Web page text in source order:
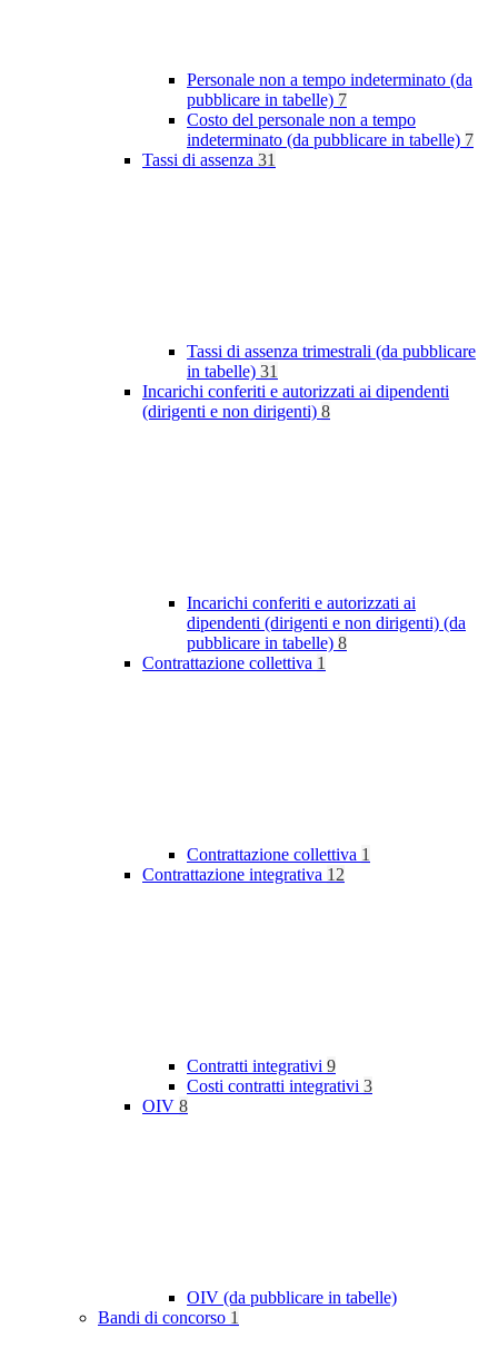
Personale non a tempo indeterminato (da
pubblicare in tabelle) 7
Costo del personale non a tempo
indeterminato (da pubblicare in tabelle) 7
Tassi di assenza 31
Tassi di assenza trimestrali (da pubblicare
in tabelle) 31
Incarichi conferiti e autorizzati ai dipendenti
(dirigenti e non dirigenti) 8
Incarichi conferiti e autorizzati ai
dipendenti (dirigenti e non dirigenti) (da
pubblicare in tabelle) 8
Contrattazione collettiva 1
Contrattazione collettiva 1
Contrattazione integrativa 12
Contratti integrativi 9
Costi contratti integrativi 3
OIV 8
OIV (da pubblicare in tabelle)
Bandi di concorso 1